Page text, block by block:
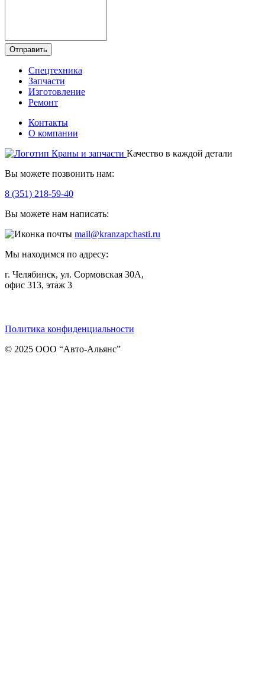
Отправить
Спецтехника
Запчасти
Изготовление
Ремонт
Контакты
О компании
Качество в каждой детали
Вы можете позвонить нам:
8 (351) 218-59-40
Вы можете нам написать:
mail@kranzapchasti.ru
Мы находимся по адресу:
г. Челябинск, ул. Сормовская 30А,
офис 313, этаж 3
Политика конфиденциальности
© 2025 ООО “Авто-Альянс”